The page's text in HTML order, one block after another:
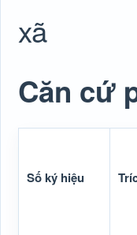
xã
Căn cứ
Số ký hiệu